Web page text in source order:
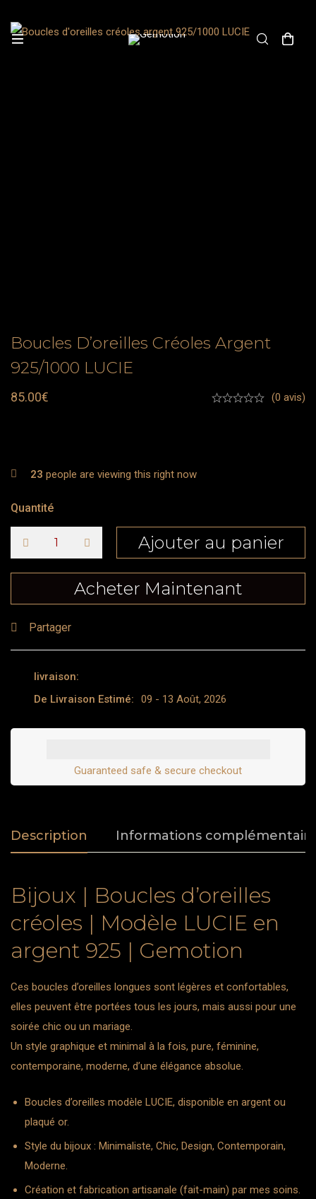
Boucles D’oreilles Créoles Argent
925/1000 LUCIE
85.00€ (0 avis)
23 people are viewing this right now
Quantité
Ajouter au panier
Acheter Maintenant
Partager
livraison:
De Livraison Estimé:
09 - 13 Août, 2026
Guaranteed safe & secure checkout
Description Informations
Bijoux | Boucles d’oreilles
créoles | Modèle LUCIE en
argent 925 | Gemotion
Ces boucles d’oreilles longues sont légères et confortables,
elles peuvent être portées tous les jours, mais aussi pour une
soirée chic ou un mariage.
Un style graphique et minimal à la fois, pure, féminine,
contemporaine, moderne, d’une élégance absolue.
Boucles d’oreilles modèle LUCIE, disponible en argent ou
plaqué or.
Style du bijoux : Minimaliste, Chic, Design, Contemporain,
Moderne.
Création et fabrication artisanale (fait-main) par mes soins.